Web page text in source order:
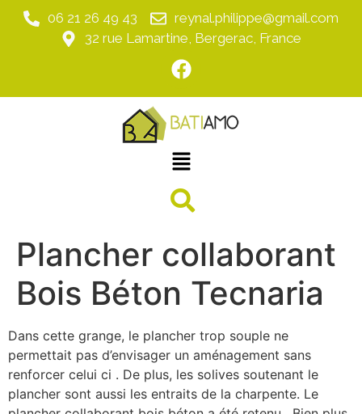
06 21 26 49 43
reynal.philippe@gmail.com
32 rue Lamartine, Bergerac, France
Plancher collaborant
Bois Béton Tecnaria
Dans cette grange, le plancher trop souple ne
permettait pas d’envisager un aménagement sans
renforcer celui ci . De plus, les solives soutenant le
plancher sont aussi les entraits de la charpente. Le